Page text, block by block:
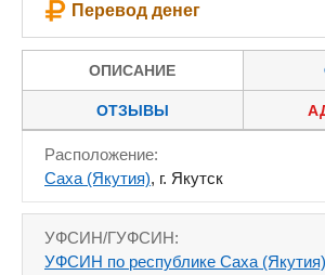
Перевод денег
ОПИСАНИЕ
ОТЗЫВЫ
Расположение:
Саха (Якутия), г. Якутск
УФСИН/ГУФСИН:
УФСИН по республике Саха (Якутия)